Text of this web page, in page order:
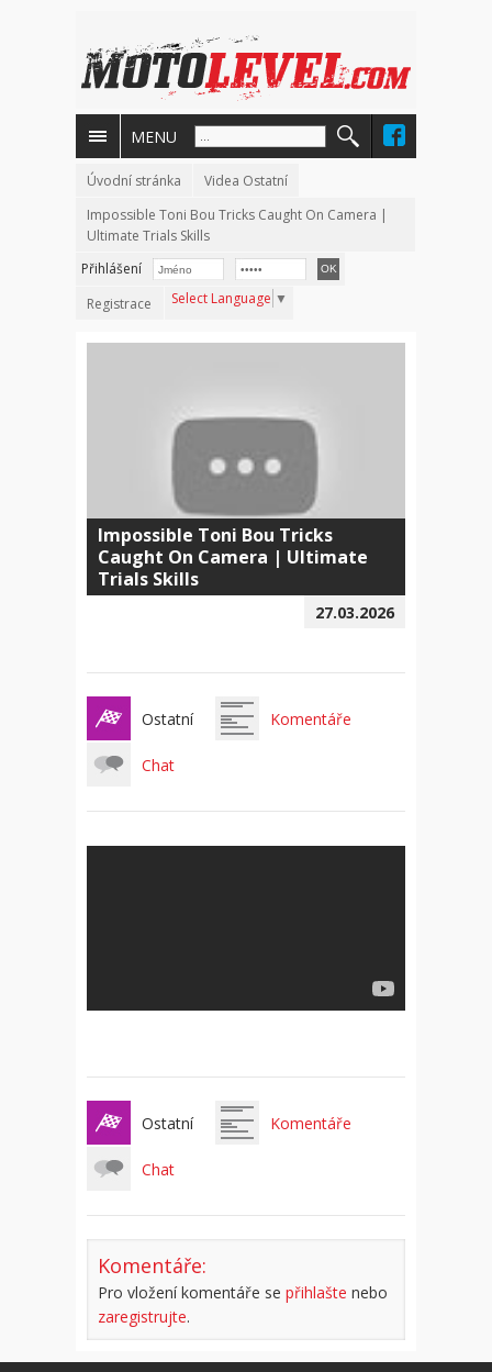
MENU
Úvodní stránka
Videa Ostatní
Impossible Toni Bou Tricks Caught On Camera |
Ultimate Trials Skills
Přihlášení
Registrace
Select Language ▼
Impossible Toni Bou Tricks
Caught On Camera | Ultimate
Trials Skills
27.03.2026
Ostatní Komentáře
Chat
Ostatní Komentáře
Chat
Komentáře:
Pro vložení komentáře se přihlašte nebo
zaregistrujte.